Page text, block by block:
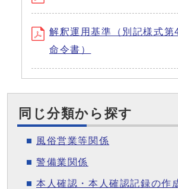
解釈運用基準（別記様式第
命令書）
同じ分類から探す
風俗営業等関係
警備業関係
本人確認・本人確認記録の作